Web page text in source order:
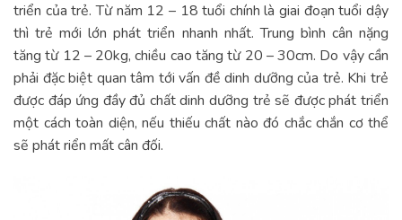
triển của trẻ. Từ năm 12 – 18 tuổi chính là giai đoạn tuổi dậy
thì trẻ mới lớn phát triển nhanh nhất. Trung bình cân nặng
tăng từ 12 – 20kg, chiều cao tăng từ 20 – 30cm. Do vậy cần
phải đặc biệt quan tâm tới vấn đề dinh dưỡng của trẻ. Khi trẻ
được đáp ứng đầy đủ chất dinh dưỡng trẻ sẽ được phát triển
một cách toàn diện, nếu thiếu chất nào đó chắc chắn cơ thể
sẽ phát riển mất cân đối.